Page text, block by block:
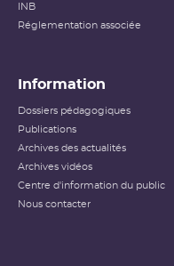
INB
Réglementation associée
Information
Dossiers pédagogiques
Publications
Archives des actualités
Archives vidéos
Centre d'information du public
Nous contacter